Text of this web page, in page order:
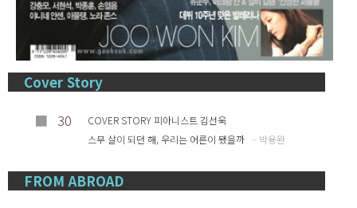
Cover Story
■ 30
COVER STORY 피아니스트 김선욱
스무 살이 되던 해, 우리는 어른이 됐을까 – 박용완
FROM ABROAD